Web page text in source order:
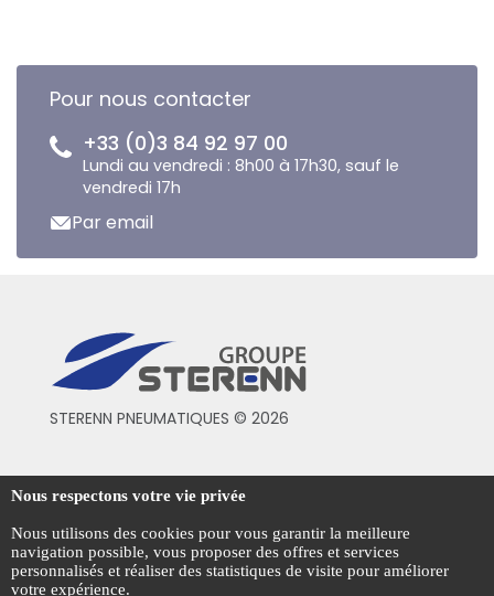
Pour nous contacter
+33 (0)3 84 92 97 00
Lundi au vendredi : 8h00 à 17h30, sauf le
vendredi 17h
Par email
STERENN PNEUMATIQUES © 2026
Conditions générales de vente
Mentions légales
Politique de confidentialité
Nous respectons votre vie privée
Nous utilisons des cookies pour vous garantir la meilleure
navigation possible, vous proposer des offres et services
personnalisés et réaliser des statistiques de visite pour améliorer
votre expérience.